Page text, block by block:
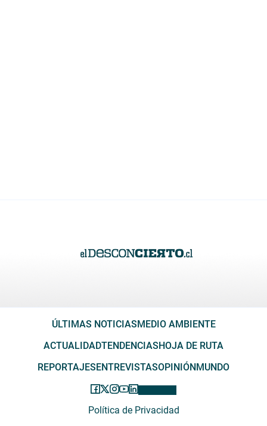
ÚLTIMAS NOTICIAS MEDIO AMBIENTE
ACTUALIDADTENDENCIAS HOJA DE RUTA
REPORTAJES ENTREVISTASOPINIÓN MUNDO
Política de Privacidad